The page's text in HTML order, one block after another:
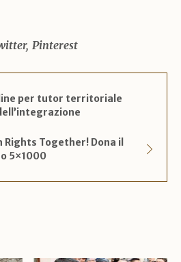
Pinterest
per tutor territoriale
Together! Dona il
5×1000